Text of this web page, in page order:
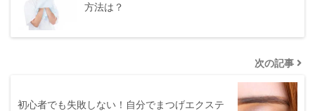
方法は？
次の記事
初心者でも失敗しない！自分でまつげエクステ